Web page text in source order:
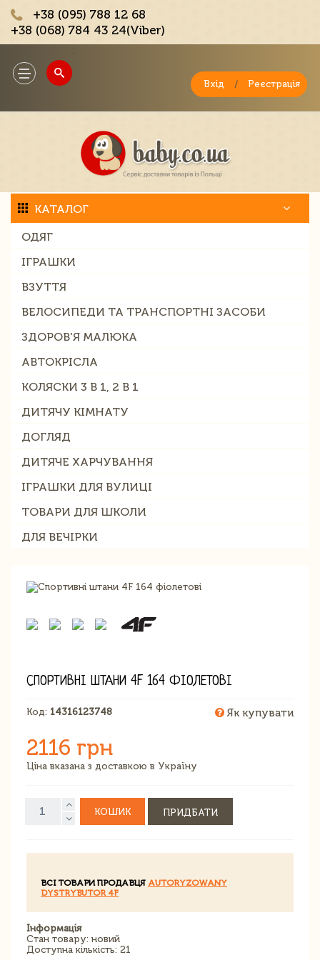
+38 (095) 788 12 68
+38 (068) 784 43 24(Viber)
Toggle
navigation
Вхід / Реєстрація
КАТАЛОГ
ОДЯГ
ІГРАШКИ
ВЗУТТЯ
ВЕЛОСИПЕДИ ТА ТРАНСПОРТНІ ЗАСОБИ
ЗДОРОВ'Я МАЛЮКА
АВТОКРІСЛА
КОЛЯСКИ 3 В 1, 2 В 1
ДИТЯЧУ КІМНАТУ
ДОГЛЯД
ДИТЯЧЕ ХАРЧУВАННЯ
ІГРАШКИ ДЛЯ ВУЛИЦІ
ТОВАРИ ДЛЯ ШКОЛИ
ДЛЯ ВЕЧІРКИ
СПОРТИВНІ ШТАНИ 4F 164 ФІОЛЕТОВІ
Код: 14316123748 Як купувати
2116 грн
Ціна вказана з доставкою в Україну
КОШИК ПРИДБАТИ
ВСІ ТОВАРИ ПРОДАВЦЯ AUTORYZOWANY
DYSTRYBUTOR 4F
Інформація
Стан товару: новий
Доступна кількість: 21